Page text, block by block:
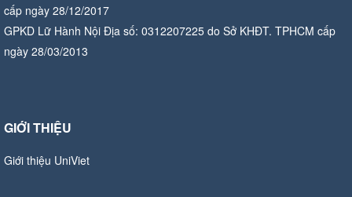
cấp ngày 28/12/2017
GPKD Lữ Hành Nội Địa số: 0312207225 do Sở KHĐT. TPHCM cấp
ngày 28/03/2013
GIỚI THIỆU
Giới thiệu UniViet